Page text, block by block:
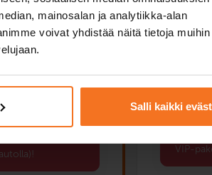
mainosalan ja analytiikka-alan
voivat yhdistää näitä tietoja
Salli kaikki
ja
VIP-
Tämä
Haemme
VIP-